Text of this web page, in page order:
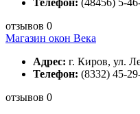
Телефон: (48456) 5-
отзывов 0
Магазин окон Века
Адрес: г. Киров, ул.
Телефон: (8332) 45-
отзывов 0